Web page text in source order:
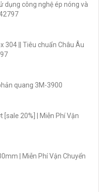
dụng công nghệ ép nóng và
304 || Tiêu chuẩn Châu Âu
quang 3M-3900
[sale 20%] | Miễn Phí Vận
| Miễn Phí Vận Chuyển